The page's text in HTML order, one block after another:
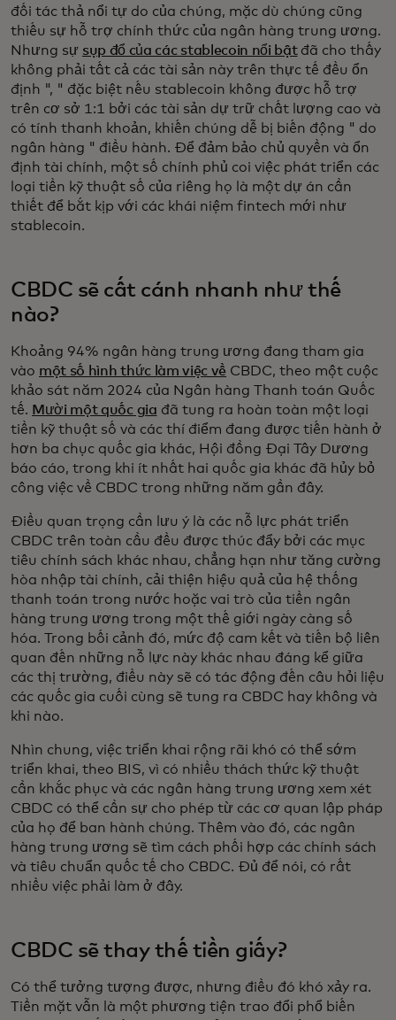
đối tác thả nổi tự do của chúng, mặc dù chúng cũng
thiếu sự hỗ trợ chính thức của ngân hàng trung ương.
Nhưng sự sụp đổ của các stablecoin nổi bậtđã cho thấy
không phải tất cả các tài sản này trên thực tế đều ổn
định ", " đặc biệt nếu stablecoin không được hỗ trợ
trên cơ sở 1:1 bởi các tài sản dự trữ chất lượng cao và
có tính thanh khoản, khiến chúng dễ bị biến động " do
ngân hàng " điều hành. Để đảm bảo chủ quyền và ổn
định tài chính, một số chính phủ coi việc phát triển các
loại tiền kỹ thuật số của riêng họ là một dự án cần
thiết để bắt kịp với các khái niệm fintech mới như
stablecoin.
CBDC sẽ cất cánh nhanh như thế
nào?
Khoảng 94% ngân hàng trung ương đang tham gia
vào một số hình thức làm việc về CBDC, theo một cuộc
khảo sát năm 2024 của Ngân hàng Thanh toán Quốc
tế. Mười một quốc gia đã tung ra hoàn toàn một loại
tiền kỹ thuật số và các thí điểm đang được tiến hành ở
hơn ba chục quốc gia khác, Hội đồng Đại Tây Dương
báo cáo, trong khi ít nhất hai quốc gia khác đã hủy bỏ
công việc về CBDC trong những năm gần đây.
Điều quan trọng cần lưu ý là các nỗ lực phát triển
CBDC trên toàn cầu đều được thúc đẩy bởi các mục
tiêu chính sách khác nhau, chẳng hạn như tăng cường
hòa nhập tài chính, cải thiện hiệu quả của hệ thống
thanh toán trong nước hoặc vai trò của tiền ngân
hàng trung ương trong một thế giới ngày càng số
hóa. Trong bối cảnh đó, mức độ cam kết và tiến bộ liên
quan đến những nỗ lực này khác nhau đáng kể giữa
các thị trường, điều này sẽ có tác động đến câu hỏi liệu
các quốc gia cuối cùng sẽ tung ra CBDC hay không và
khi nào.
Nhìn chung, việc triển khai rộng rãi khó có thể sớm
triển khai, theo BIS, vì có nhiều thách thức kỹ thuật
cần khắc phục và các ngân hàng trung ương xem xét
CBDC có thể cần sự cho phép từ các cơ quan lập pháp
của họ để ban hành chúng. Thêm vào đó, các ngân
hàng trung ương sẽ tìm cách phối hợp các chính sách
và tiêu chuẩn quốc tế cho CBDC. Đủ để nói, có rất
nhiều việc phải làm ở đây.
CBDC sẽ thay thế tiền giấy?
Có thể tưởng tượng được, nhưng điều đó khó xảy ra.
Tiền mặt vẫn là một phương tiện trao đổi phổ biến